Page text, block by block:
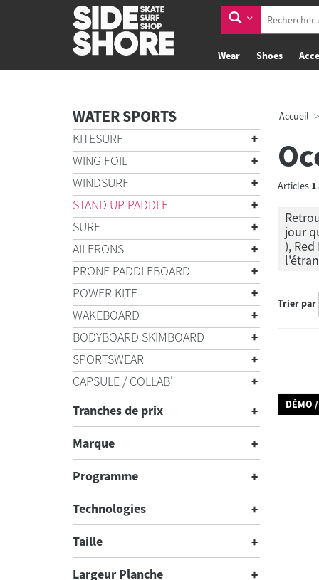
Wear Shoes
WATER SPORTS
KITESURF
WING FOIL
WINDSURF
STAND UP PADDLE
SURF
AILERONS
PRONE PADDLEBOARD
POWER KITE
WAKEBOARD
BODYBOARD SKIMBOARD
SPORTSWEAR
CAPSULE / COLLAB'
Tranches de prix
Marque
Programme
Technologies
Taille
Largeur Planche
Accueil
Articles 1
jour
),
Trier par
DÉMO